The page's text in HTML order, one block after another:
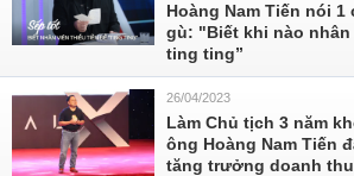
Hoàng Nam Tiến nói
gù: "Biết khi nào
ting ting”
26/04/2023
Làm Chủ tịch 3 năm
ông Hoàng Nam Tiến
tăng trưởng doanh